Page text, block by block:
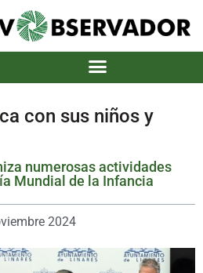
con sus niños y
numerosas actividades
Mundial de la Infancia
2024